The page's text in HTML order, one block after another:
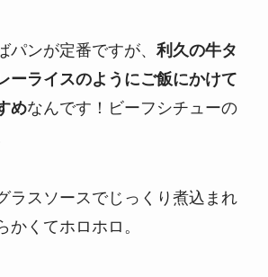
パンが定番ですが、 利久の牛タ
ーライスのようにご飯にかけて
めなんです！ビーフシチューの
ラスソースでじっくり煮込まれ
かくてホロホロ。